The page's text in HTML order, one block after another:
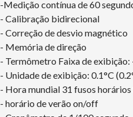
-Medição contínua de 60
- Calibração bidirecional
- Correção de desvio magnético
- Memória de direção
- Termômetro Faixa de
- Unidade de exibição: 0.1°C
- Hora mundial 31 fusos
- horário de verão on/off